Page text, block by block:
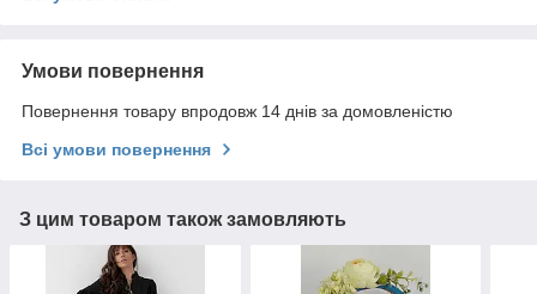
Умови повернення
Повернення товару впродовж 14 днів за домовленістю
Всі умови повернення
З цим товаром також замовляють